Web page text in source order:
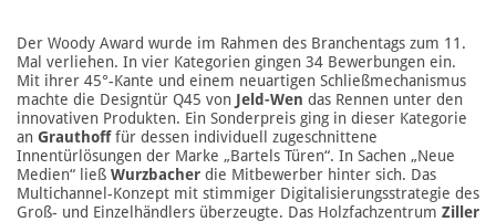
Der Woody Award wurde im Rahmen des Branchentags zum 11.
Mal verliehen. In vier Kategorien gingen 34 Bewerbungen ein.
Mit ihrer 45°-Kante und einem neuartigen Schließmechanismus
machte die Designtür Q45 von Jeld-Wen das Rennen unter den
innovativen Produkten. Ein Sonderpreis ging in dieser Kategorie
an Grauthofffür dessen individuell zugeschnittene
Innentürlösungen der Marke „Bartels Türen“. In Sachen „Neue
Medien“ ließ Wurzbacher die Mitbewerber hinter sich. Das
Multichannel-Konzept mit stimmiger Digitalisierungsstrategie des
Groß- und Einzelhändlers überzeugte. Das Holzfachzentrum Ziller